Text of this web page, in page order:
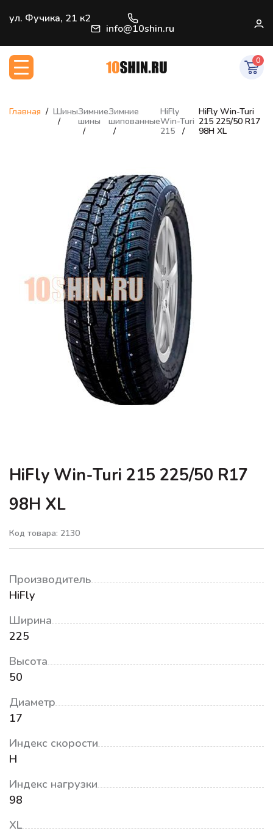
ул. Фучика, 21 к2
info@10shin.ru
0
Главная ШиныЗимние
шины
Зимние
шипованные
HiFly
Win-Turi
215
HiFly Win-Turi
215 225/50 R17
98H XL
HiFly Win-Turi 215 225/50 R17
98H XL
Код товара: 2130
Производитель
HiFly
Ширина
225
Высота
50
Диаметр
17
Индекс скорости
H
Индекс нагрузки
98
XL